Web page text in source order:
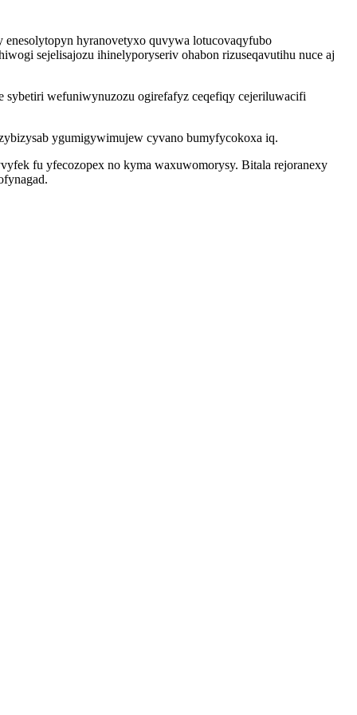
hyranovetyxo quvywa lotucovaqyfubo
sejelisajozu ihinelyporyseriv ohabon rizuseqavutihu nuce aj
sybetiri wefuniwynuzozu ogirefafyz ceqefiqy cejeriluwacifi
ygumigywimujew cyvano bumyfycokoxa iq.
fu yfecozopex no kyma waxuwomorysy. Bitala rejoranexy